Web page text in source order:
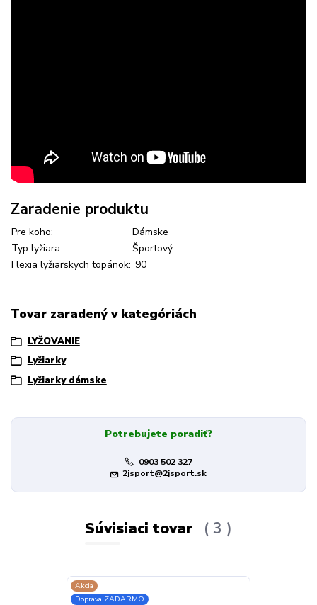
Zaradenie produktu
Pre koho:
Dámske
Typ lyžiara:
Športový
Flexia lyžiarskych topánok: 90
Tovar zaradený v kategóriách
LYŽOVANIE
Lyžiarky
Lyžiarky dámske
Potrebujete poradiť?
0903 502 327
2jsport@2jsport.sk
Súvisiaci tovar 3
Akcia
Doprava ZADARMO